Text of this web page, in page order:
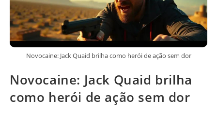
Novocaine: Jack Quaid brilha como herói de ação sem dor
Novocaine: Jack Quaid brilha
como herói de ação sem dor